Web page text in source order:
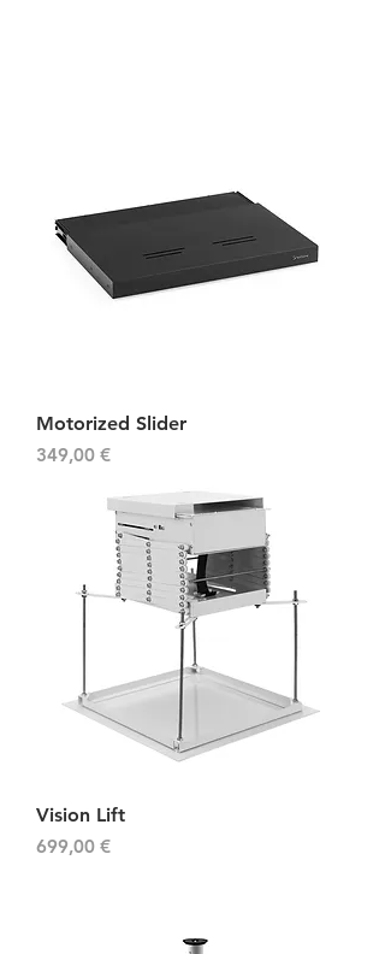
Motorized Slider
Prix
349,00 €
Vision Lift
Prix
699,00 €